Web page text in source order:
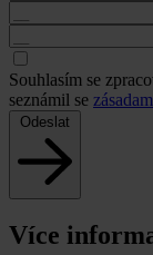
Souhlasím se
seznámil se
Odeslat
Více